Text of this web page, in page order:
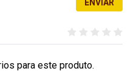
ENVIAR
para este produto.